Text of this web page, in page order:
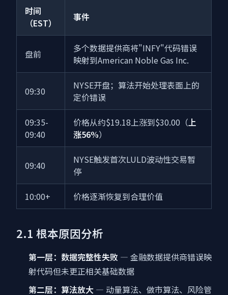
时间
（EST）
事件
盘前
多个数据提供商将"INFY"代码错误
映射到American Noble Gas Inc.
09:30
NYSE开盘；算法开始处理表面上的
定价错误
09:35-
09:40
价格从约$19.18上涨到$30.00（上
涨56%）
09:40
NYSE触发首次LULD波动性交易暂
停
10:00+ 价格逐渐恢复到合理价值
2.1 根本原因分析
第一层：数据完整性失败 — 金融数据提供商错误映
射代码但未更正相关基础数据
第二层：算法放大 — 动量算法、做市算法、风险管